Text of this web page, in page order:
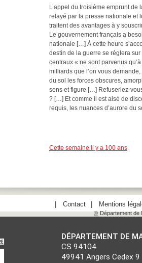
L’appel du troisième emprunt
relayé par la presse nationale et
traitent des avantages à y
Le gouvernement français a
nationale […] À cette heure
destin de la guerre se réglera
centraux « ne sont parvenus
milliards que l’on vous
du sol les forces obscures,
sens et figure […] Refuseriez-
? […] Et comme il est aisé de
requis, les nuances d’aurore du
Cette semaine il y a 100 ans
Contact Mentions
©Département de
DÉPARTEMENT DE
CS 94104
49941 Angers Cedex 9